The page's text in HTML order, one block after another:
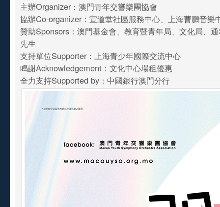
主辦Organizer：澳門青年交響樂團協會
協辦Co-organizer：宣道堂社區服務中心、上海曹鵬音樂
贊助Sponsors：澳門基金會、教育暨青年局、文化局、
先生
支持單位Supporter：上海青少年國際交流中心
鳴謝Acknowledgement：文化中心場租優惠
全力支持Supported by：中國銀行澳門分行